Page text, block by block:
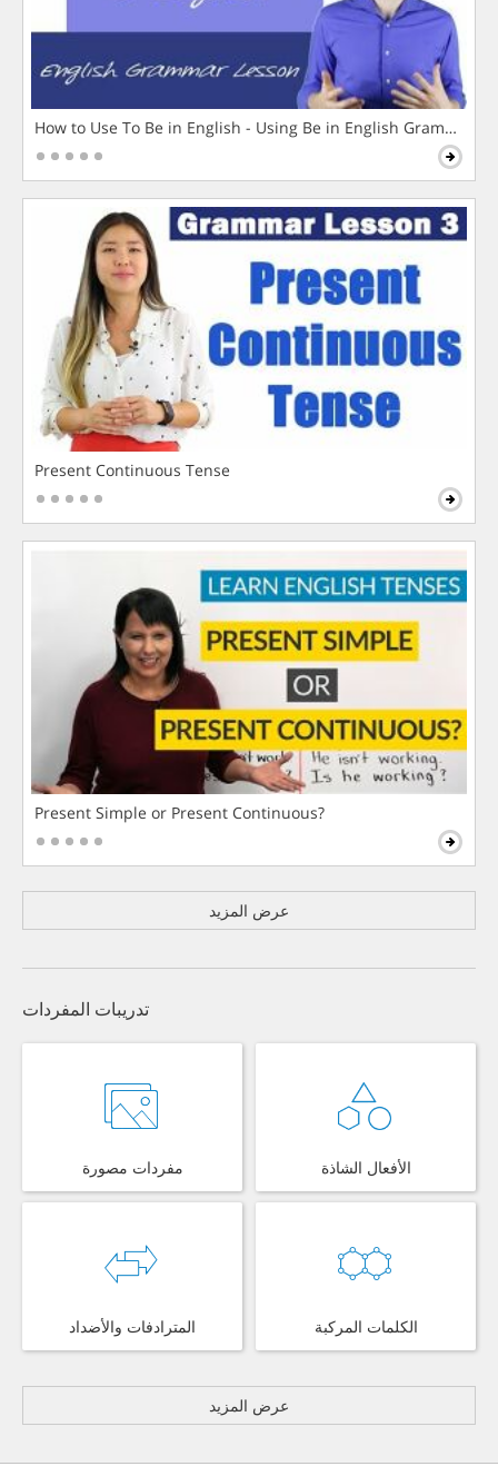
How to Use To Be in English - Using Be in English Grammar
Present Continuous Tense
Present Simple or Present Continuous?
عرض المزيد
تدريبات المفردات
مفردات مصورة الأفعال الشاذة
المترادفات والأضداد الكلمات المركبة
عرض المزيد